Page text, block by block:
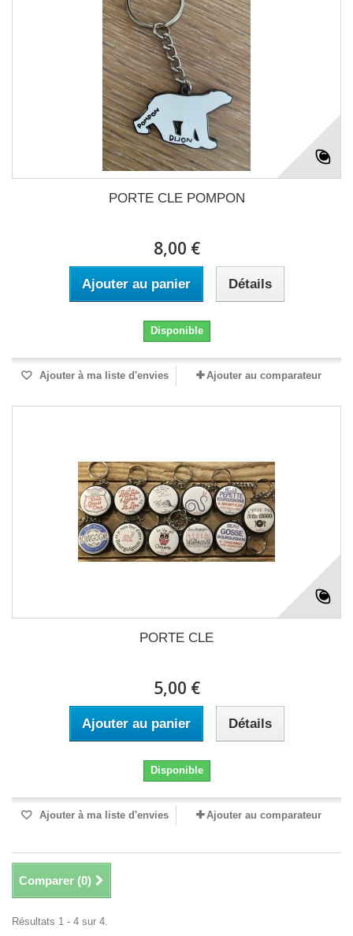
PORTE CLE POMPON
8,00 €
Ajouter au panier Détails
Disponible
Ajouter à ma liste d'envies Ajouter au comparateur
PORTE CLE
5,00 €
Ajouter au panier Détails
Disponible
Ajouter à ma liste d'envies Ajouter au comparateur
Comparer (0)
Résultats 1 - 4 sur 4.